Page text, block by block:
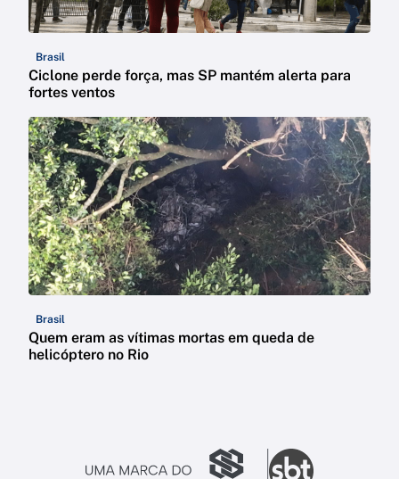
Brasil
Ciclone perde força, mas SP mantém alerta para
fortes ventos
Brasil
Quem eram as vítimas mortas em queda de
helicóptero no Rio